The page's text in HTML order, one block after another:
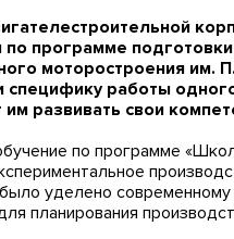
программе
моторостроения им.
работы
развивать свои
по программе
уделено
планирования